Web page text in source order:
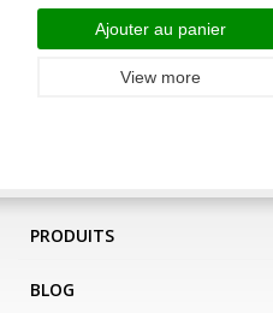
Ajouter au panier
View more
PRODUITS
BLOG